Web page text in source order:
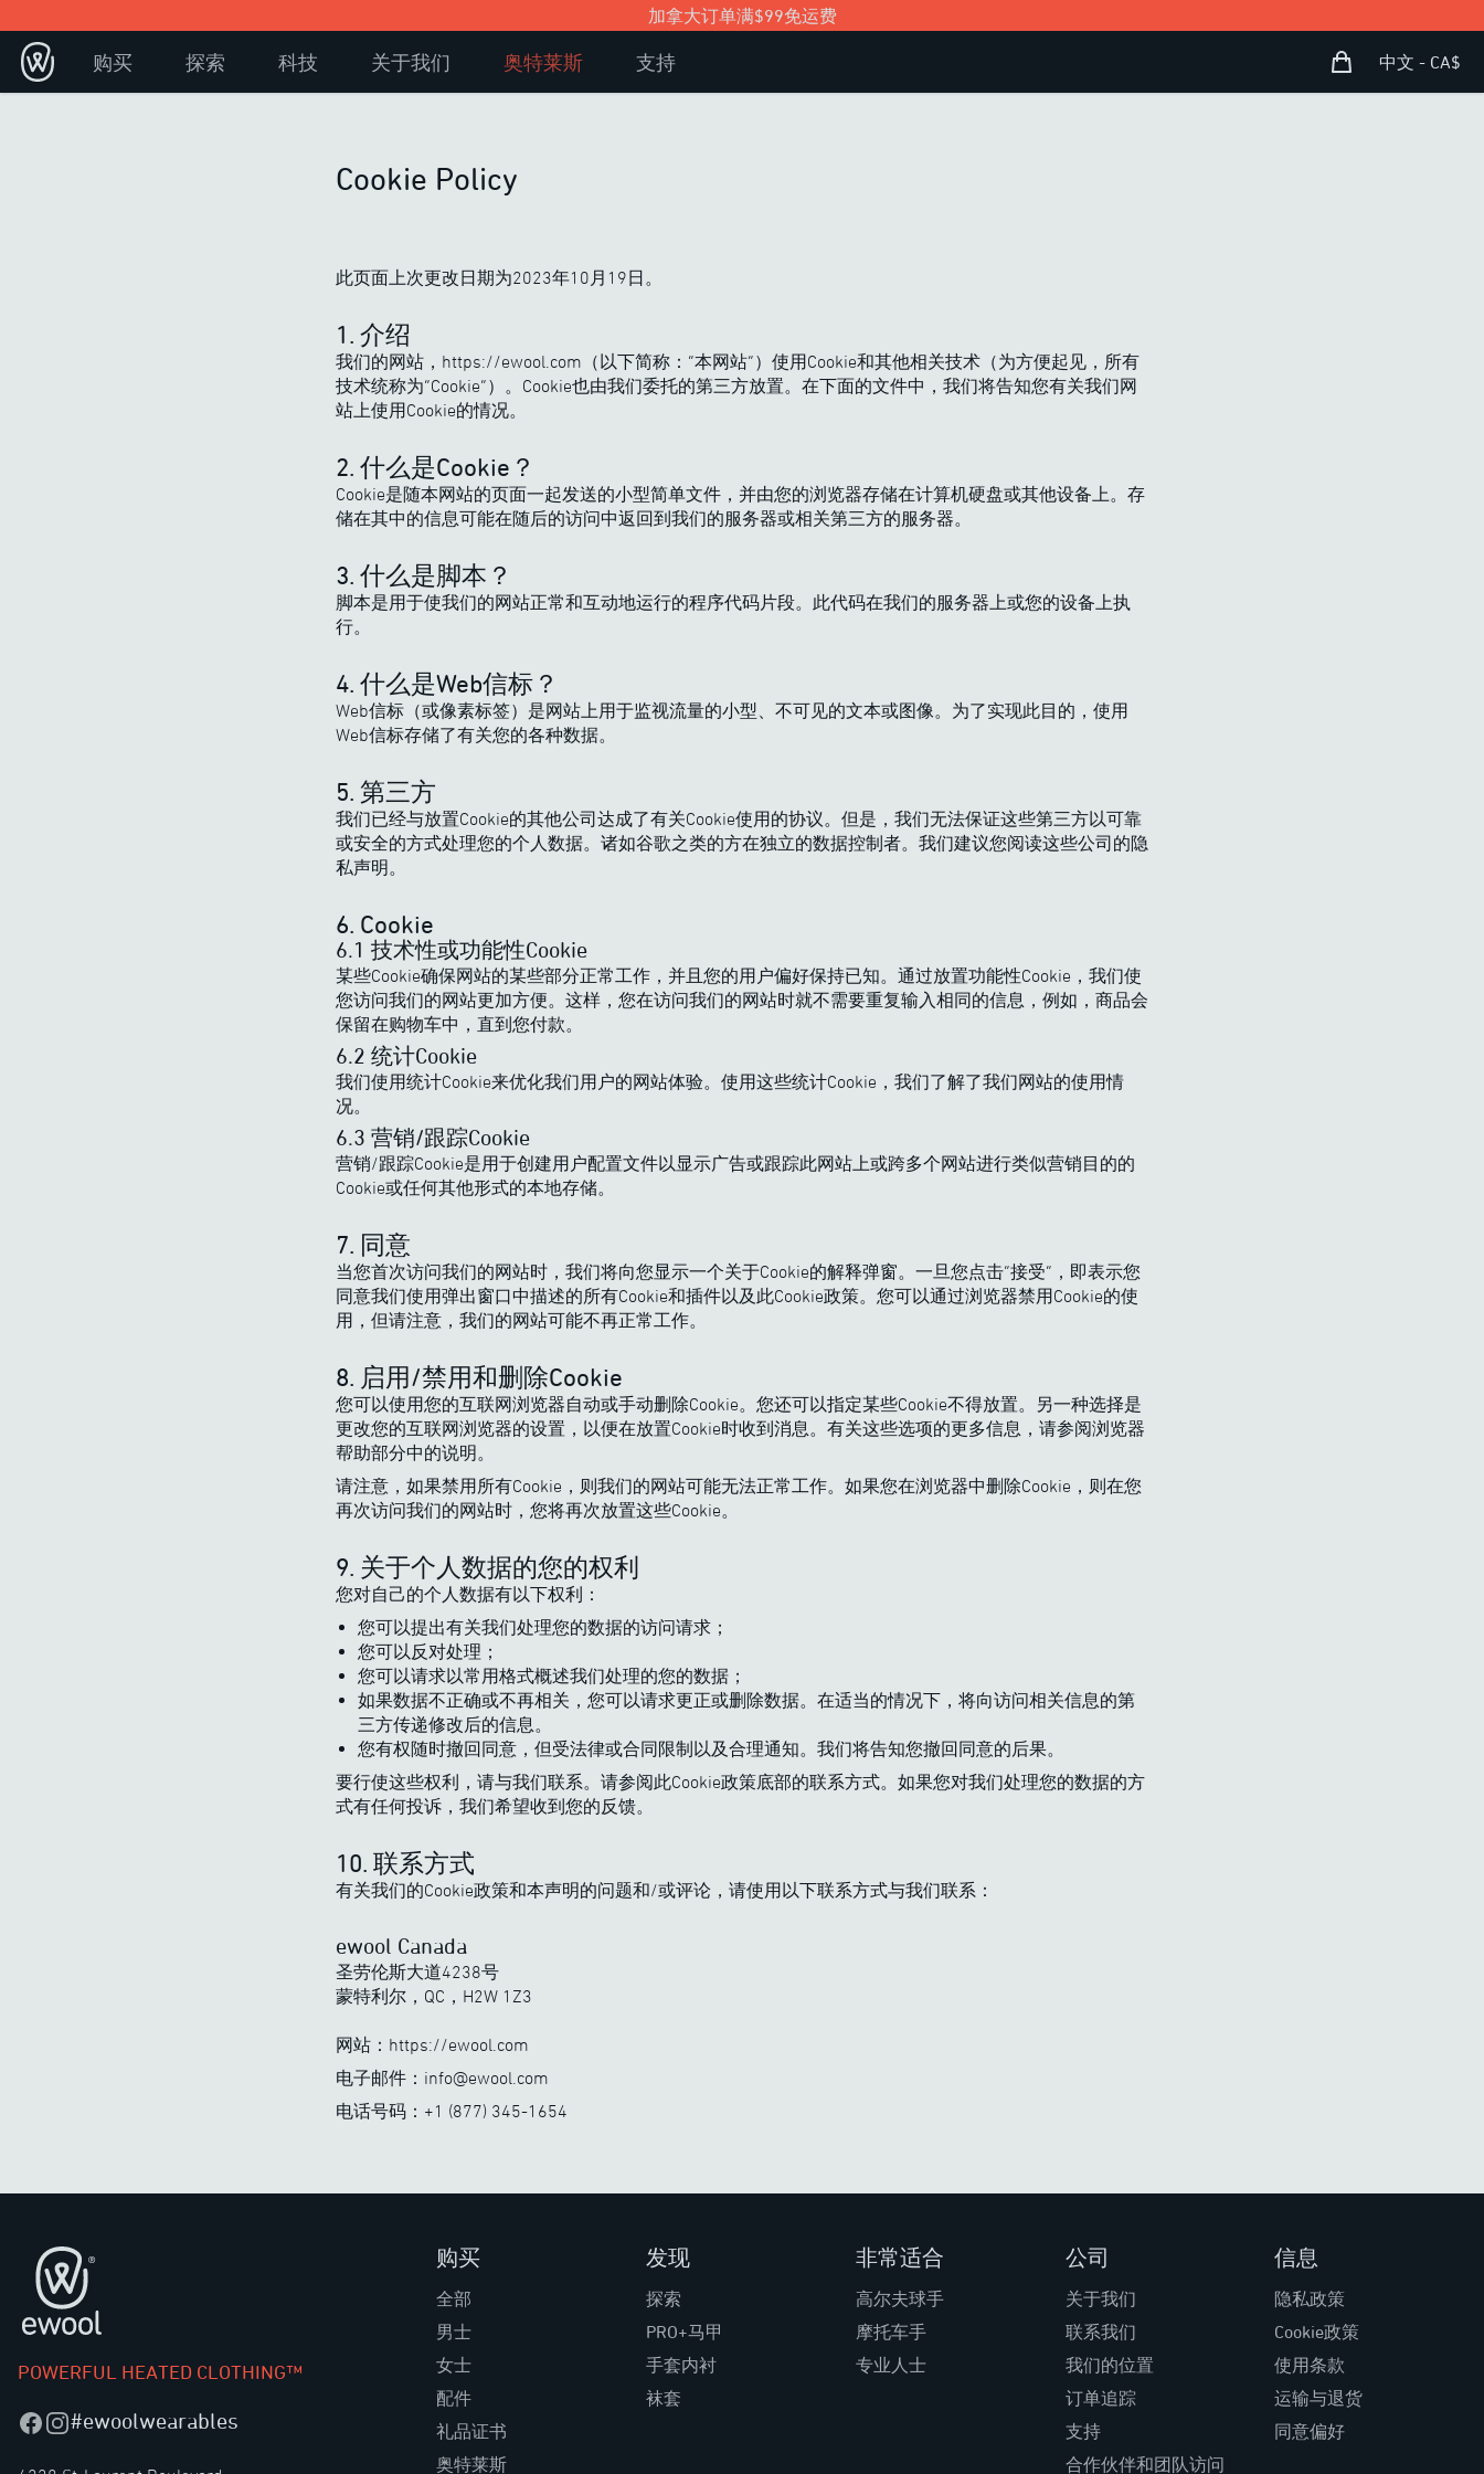
加拿大订单满$99免运费
购买 探索 科技 关于我们 奥特莱斯 支持 购物袋Open user menu
中文 - CA$
Cookie Policy
此页面上次更改日期为2023年10月19日。
1. 介绍
我们的网站，https://ewool.com（以下简称：“本网站”）使用Cookie和其他相关技术（为方便起见，所有
技术统称为“Cookie”）。Cookie也由我们委托的第三方放置。在下面的文件中，我们将告知您有关我们网
站上使用Cookie的情况。
2. 什么是Cookie？
Cookie是随本网站的页面一起发送的小型简单文件，并由您的浏览器存储在计算机硬盘或其他设备上。存
储在其中的信息可能在随后的访问中返回到我们的服务器或相关第三方的服务器。
3. 什么是脚本？
脚本是用于使我们的网站正常和互动地运行的程序代码片段。此代码在我们的服务器上或您的设备上执
行。
4. 什么是Web信标？
Web信标（或像素标签）是网站上用于监视流量的小型、不可见的文本或图像。为了实现此目的，使用
Web信标存储了有关您的各种数据。
5. 第三方
我们已经与放置Cookie的其他公司达成了有关Cookie使用的协议。但是，我们无法保证这些第三方以可靠
或安全的方式处理您的个人数据。诸如谷歌之类的方在独立的数据控制者。我们建议您阅读这些公司的隐
私声明。
6. Cookie
6.1 技术性或功能性Cookie
某些Cookie确保网站的某些部分正常工作，并且您的用户偏好保持已知。通过放置功能性Cookie，我们使
您访问我们的网站更加方便。这样，您在访问我们的网站时就不需要重复输入相同的信息，例如，商品会
保留在购物车中，直到您付款。
6.2 统计Cookie
我们使用统计Cookie来优化我们用户的网站体验。使用这些统计Cookie，我们了解了我们网站的使用情
况。
6.3 营销/跟踪Cookie
营销/跟踪Cookie是用于创建用户配置文件以显示广告或跟踪此网站上或跨多个网站进行类似营销目的的
Cookie或任何其他形式的本地存储。
7. 同意
当您首次访问我们的网站时，我们将向您显示一个关于Cookie的解释弹窗。一旦您点击“接受”，即表示您
同意我们使用弹出窗口中描述的所有Cookie和插件以及此Cookie政策。您可以通过浏览器禁用Cookie的使
用，但请注意，我们的网站可能不再正常工作。
8. 启用/禁用和删除Cookie
您可以使用您的互联网浏览器自动或手动删除Cookie。您还可以指定某些Cookie不得放置。另一种选择是
更改您的互联网浏览器的设置，以便在放置Cookie时收到消息。有关这些选项的更多信息，请参阅浏览器
帮助部分中的说明。
请注意，如果禁用所有Cookie，则我们的网站可能无法正常工作。如果您在浏览器中删除Cookie，则在您
再次访问我们的网站时，您将再次放置这些Cookie。
9. 关于个人数据的您的权利
您对自己的个人数据有以下权利：
您可以提出有关我们处理您的数据的访问请求；
您可以反对处理；
您可以请求以常用格式概述我们处理的您的数据；
如果数据不正确或不再相关，您可以请求更正或删除数据。在适当的情况下，将向访问相关信息的第
三方传递修改后的信息。
您有权随时撤回同意，但受法律或合同限制以及合理通知。我们将告知您撤回同意的后果。
要行使这些权利，请与我们联系。请参阅此Cookie政策底部的联系方式。如果您对我们处理您的数据的方
式有任何投诉，我们希望收到您的反馈。
10. 联系方式
有关我们的Cookie政策和本声明的问题和/或评论，请使用以下联系方式与我们联系：
ewool Canada
圣劳伦斯大道4238号
蒙特利尔，QC，H2W 1Z3
网站：https://ewool.com
电子邮件：info@ewool.com
电话号码：+1 (877) 345-1654
页脚
POWERFUL HEATED CLOTHING™
Facebook
Instagram
#ewoolwearables
购买
全部
男士
女士
配件
礼品证书
奥特莱斯
发现
探索
PRO+马甲
手套内衬
袜套
非常适合
高尔夫球手
摩托车手
专业人士
公司
关于我们
联系我们
我们的位置
订单追踪
支持
合作伙伴和团队访问
信息
隐私政策
Cookie政策
使用条款
运输与退货
同意偏好